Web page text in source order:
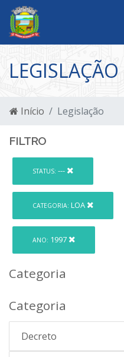
LEGISLAÇÃO
Início Legislação
FILTRO
STATUS: ---
CATEGORIA: LOA
ANO: 1997
Categoria
Categoria
Decreto